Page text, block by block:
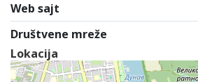
Web sajt
Društvene mreže
Lokacija